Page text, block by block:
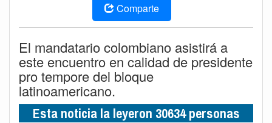
Comparte
El mandatario colombiano asistirá a
este encuentro en calidad de presidente
pro tempore del bloque
latinoamericano.
Esta noticia la leyeron 30634 personas